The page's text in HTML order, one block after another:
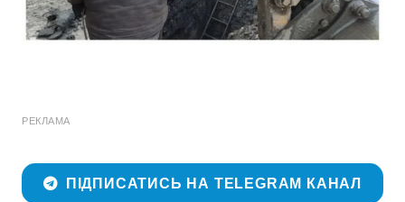
РЕКЛАМА
ПІДПИСАТИСЬ НА TELEGRAM КАНАЛ